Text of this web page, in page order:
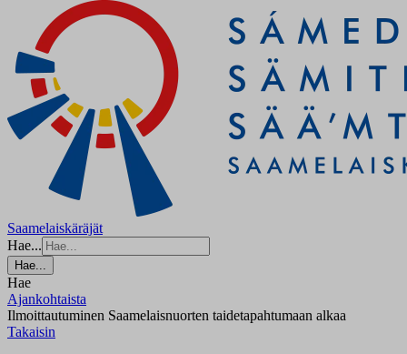
Saamelaiskäräjät
Hae...
Hae...
Hae
Ajankohtaista
Ilmoittautuminen Saamelaisnuorten taidetapahtumaan alkaa
Takaisin